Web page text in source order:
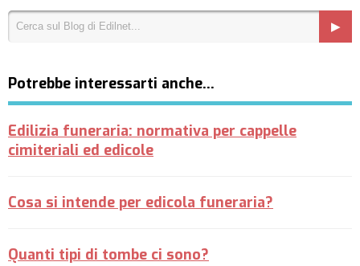
Potrebbe interessarti anche…
Edilizia funeraria: normativa per cappelle
cimiteriali ed edicole
Cosa si intende per edicola funeraria?
Quanti tipi di tombe ci sono?